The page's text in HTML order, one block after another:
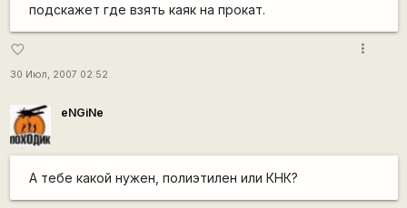
подскажет где взять каяк на прокат.
favorite_border
30 Июл, 2007 02:52
more_vert
eNGiNe
А тебе какой нужен, полиэтилен или КНК?